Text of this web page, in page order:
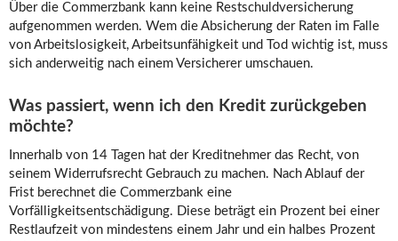
Über die Commerzbank kann keine Restschuldversicherung
aufgenommen werden. Wem die Absicherung der Raten im Falle
von Arbeitslosigkeit, Arbeitsunfähigkeit und Tod wichtig ist, muss
sich anderweitig nach einem Versicherer umschauen.
Was passiert, wenn ich den Kredit zurückgeben
möchte?
Innerhalb von 14 Tagen hat der Kreditnehmer das Recht, von
seinem Widerrufsrecht Gebrauch zu machen. Nach Ablauf der
Frist berechnet die Commerzbank eine
Vorfälligkeitsentschädigung. Diese beträgt ein Prozent bei einer
Restlaufzeit von mindestens einem Jahr und ein halbes Prozent